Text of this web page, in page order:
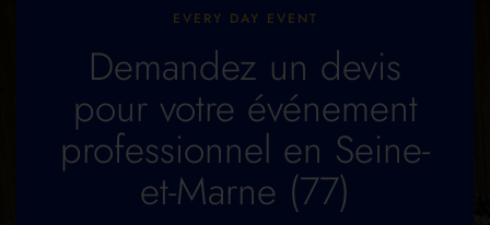
EVERY DAY EVENT
Demandez un devis
pour votre événement
professionnel en Seine-
et-Marne (77)